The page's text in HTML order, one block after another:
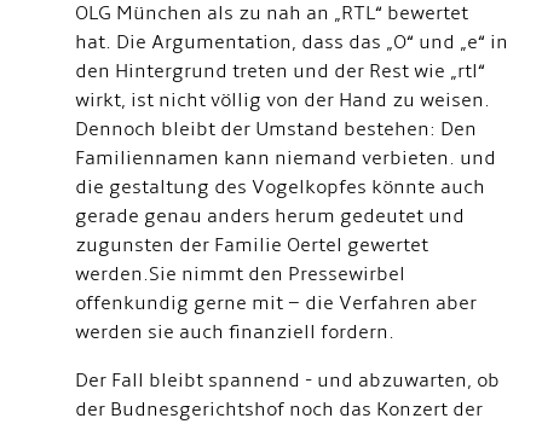
OLG München als zu nah an „RTL“ bewertet
hat. Die Argumentation, dass das „O“ und „e“ in
den Hintergrund treten und der Rest wie „rtl“
wirkt, ist nicht völlig von der Hand zu weisen.
Dennoch bleibt der Umstand bestehen: Den
Familiennamen kann niemand verbieten. und
die gestaltung des Vogelkopfes könnte auch
gerade genau anders herum gedeutet und
zugunsten der Familie Oertel gewertet
werden.Sie nimmt den Pressewirbel
offenkundig gerne mit – die Verfahren aber
werden sie auch finanziell fordern.
Der Fall bleibt spannend - und abzuwarten, ob
der Budnesgerichtshof noch das Konzert der